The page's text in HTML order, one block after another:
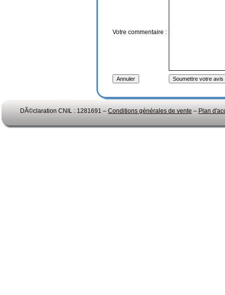
Votre commentaire :
DÃ©claration CNIL : 1281691 – Conditions générales de vente – Plan